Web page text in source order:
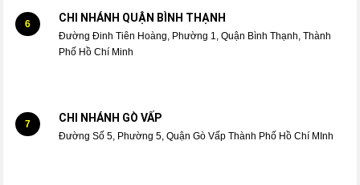
6 CHI NHÁNH QUẬN BÌNH THẠNH
Đường Đinh Tiên Hoàng, Phường 1, Quận Bình Thạnh, Thành
Phố Hồ Chí Minh
7 CHI NHÁNH GÒ VẤP
Đường Số 5, Phường 5, Quận Gò Vấp Thành Phố Hồ Chí MInh